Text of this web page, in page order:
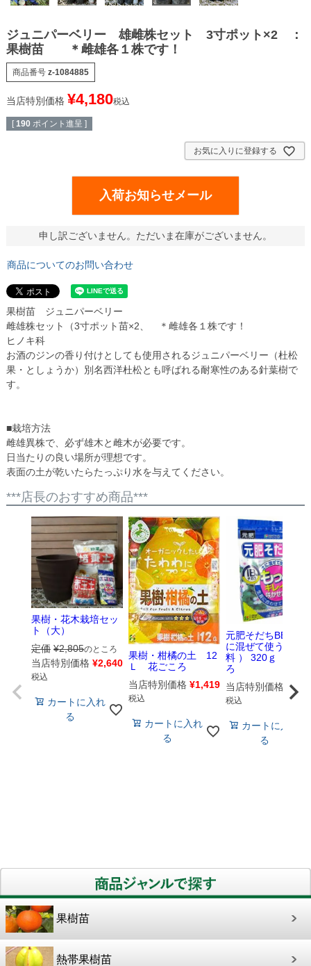
ジュニパーベリー 雄雌株セット 3寸ポット×2 ：
果樹苗 ＊雌雄各１株です！
商品番号 z-1084885
当店特別価格 ¥4,180税込
[ 190 ポイント進呈 ]
お気に入りに登録する
入荷お知らせメール
申し訳ございません。ただいま在庫がございません。
商品についてのお問い合わせ
果樹苗 ジュニパーベリー
雌雄株セット（3寸ポット苗×2、 ＊雌雄各１株です！
ヒノキ科
お酒のジンの香り付けとしても使用されるジュニパーベリー（杜松
果・としょうか）別名西洋杜松とも呼ばれる耐寒性のある針葉樹で
す。
■栽培方法
雌雄異株で、必ず雄木と雌木が必要です。
日当たりの良い場所が理想です。
表面の土が乾いたらたっぷり水を与えてください。
***店長のおすすめ商品***
果樹・花木栽培セッ
ト（大）
定価 ¥2,805のところ
当店特別価格 ¥2,640
税込
カートに入れ
る
果樹・柑橘の土 12
Ｌ 花ごころ
当店特別価格 ¥1,419
税込
カートに入れ
る
元肥そだちBB （
に混ぜて使う基本
料 ） 320ｇ 花ご
ろ
当店特別価格
¥583
税込
カートに入れ
る
果樹苗
熱帯果樹苗